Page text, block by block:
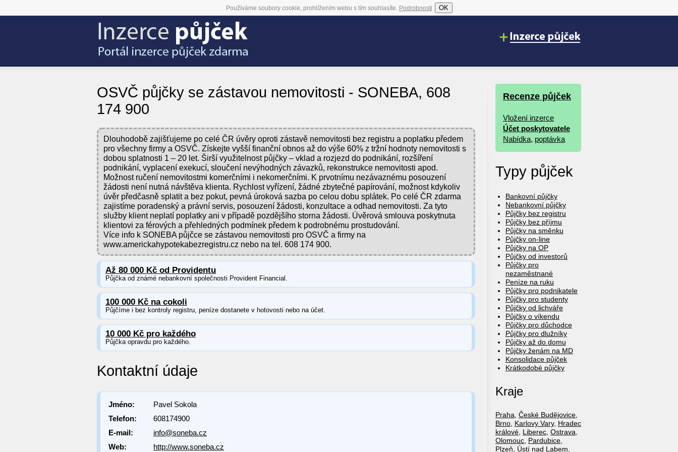
Používáme soubory cookie, prohlížením webu s tím souhlasíte. Podrobnosti OK
OSVČ půjčky se zástavou nemovitosti - SONEBA, 608
174 900
Dlouhodobě zajišťujeme po celé ČR úvěry oproti zástavě nemovitosti bez registru a poplatku předem
pro všechny firmy a OSVČ. Získejte vyšší finanční obnos až do výše 60% z tržní hodnoty nemovitosti s
dobou splatnosti 1 – 20 let. Širší využitelnost půjčky – vklad a rozjezd do podnikání, rozšíření
podnikání, vyplacení exekucí, sloučení nevýhodných závazků, rekonstrukce nemovitosti apod.
Možnost ručení nemovitostmi komerčními i nekomerčními. K prvotnímu nezávaznému posouzení
žádosti není nutná návštěva klienta. Rychlost vyřízení, žádné zbytečné papírování, možnost kdykoliv
úvěr předčasně splatit a bez pokut, pevná úroková sazba po celou dobu splátek. Po celé ČR zdarma
zajistíme poradenský a právní servis, posouzení žádosti, konzultace a odhad nemovitosti. Za tyto
služby klient neplatí poplatky ani v případě pozdějšího storna žádosti. Úvěrová smlouva poskytnuta
klientovi za férových a přehledných podmínek předem k podrobnému prostudování.
Více info k SONEBA půjčce se zástavou nemovitosti pro OSVČ a firmy na
www.americkahypotekabezregistru.cz nebo na tel. 608 174 900.
Až 80 000 Kč od Providentu
Půjčka od známé nebankovní společnosti Provident Financial.
100 000 Kč na cokoli
Půjčíme i bez kontroly registru, peníze dostanete v hotovosti nebo na účet.
10 000 Kč pro každého
Půjčka opravdu pro každého.
Kontaktní údaje
Jméno:
Pavel Sokola
Telefon:
608174900
E-mail:
info@soneba.cz
Web:
http://www.soneba.cz
Recenze půjček
Vložení inzerce
Účet poskytovatele
Nabídka, poptávka
Typy půjček
Bankovní půjčky
Nebankovní půjčky
Půjčky bez registru
Půjčky bez příjmu
Půjčky na směnku
Půjčky on-line
Půjčky na OP
Půjčky od investorů
Půjčky pro
nezaměstnané
Peníze na ruku
Půjčky pro podnikatele
Půjčky pro studenty
Půjčky od lichváře
Půjčky o víkendu
Půjčky pro důchodce
Půjčky pro dlužníky
Půjčky až do domu
Půjčky ženám na MD
Konsolidace půjček
Krátkodobé půjčky
Kraje
Praha, České Budějovice,
Brno, Karlovy Vary, Hradec
králové, Liberec, Ostrava,
Olomouc, Pardubice,
Plzeň, Ústí nad Labem,